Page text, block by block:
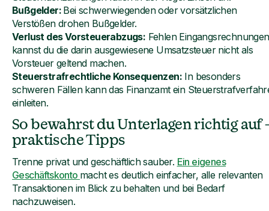
Bußgelder: Bei schwerwiegenden oder vorsätzlichen
Verstößen drohen Bußgelder.
Verlust des Vorsteuerabzugs: Fehlen
kannst du die darin ausgewiesene Umsatzsteuer nicht als
Vorsteuer geltend machen.
Steuerstrafrechtliche Konsequenzen: In besonders
schweren Fällen kann das Finanzamt ein
einleiten.
So bewahrst du Unterlagen richtig auf –
praktische Tipps
Trenne privat und geschäftlich sauber. Ein eigenes
Geschäftskonto macht es deutlich einfacher, alle relevanten
Transaktionen im Blick zu behalten und bei Bedarf
nachzuweisen.